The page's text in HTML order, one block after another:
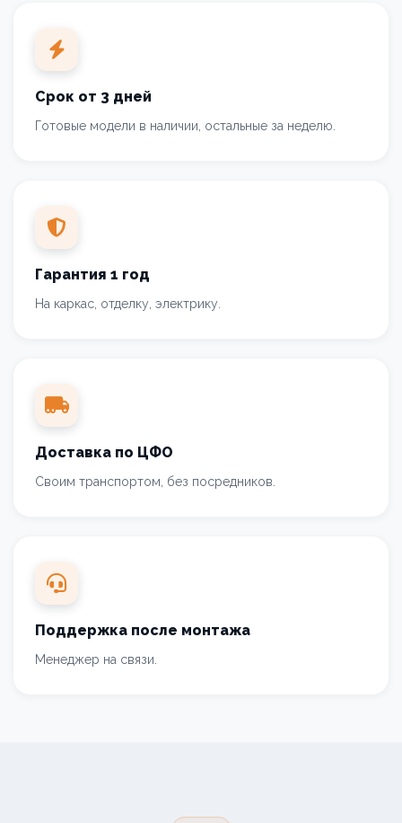
Срок от 3 дней
Готовые модели в наличии, остальные за неделю.
Гарантия 1 год
На каркас, отделку, электрику.
Доставка по ЦФО
Своим транспортом, без посредников.
Поддержка после монтажа
Менеджер на связи.